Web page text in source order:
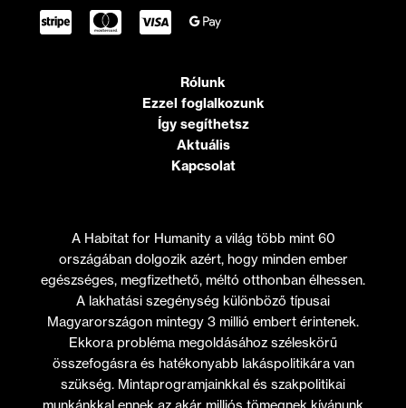
Rólunk
Ezzel foglalkozunk
Így segíthetsz
Aktuális
Kapcsolat
A Habitat for Humanity a világ több mint 60
országában dolgozik azért, hogy minden ember
egészséges, megfizethető, méltó otthonban élhessen.
A lakhatási szegénység különböző típusai
Magyarországon mintegy 3 millió embert érintenek.
Ekkora probléma megoldásához széleskörű
összefogásra és hatékonyabb lakáspolitikára van
szükség. Mintaprogramjainkkal és szakpolitikai